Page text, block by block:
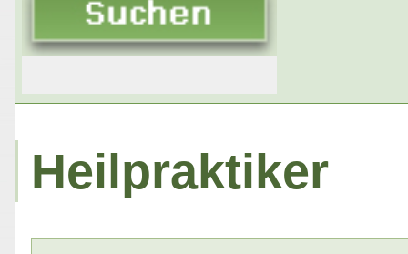
Heilpraktiker